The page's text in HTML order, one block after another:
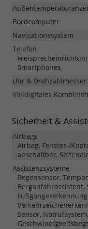
Bordcomputer
Navigationssystem
Telefon
Smartphones
Uhr & Drehzahlmesser
Volldigitales
Sicherheit &
Airbags
Airbag, Fenster-/
abschaltbar,
Assistenzsysteme
Regensensor,
Berganfahrassistent,
Sensor,